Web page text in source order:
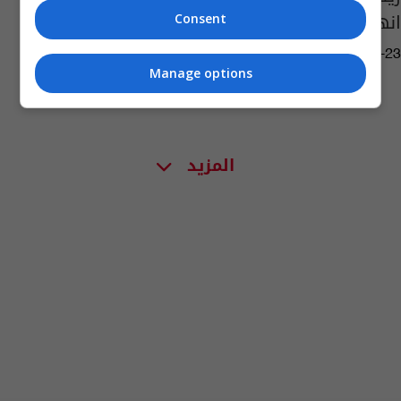
انهيار سد كاخوفكا
03:16 | 2023-06-23
المزيد
Consent
Manage options